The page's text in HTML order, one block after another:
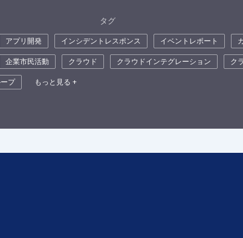
タグ
アプリ開発 インシデントレスポンス イベントレポート
企業市民活動 クラウド クラウドインテグレーション
ク
プ もっと見る +